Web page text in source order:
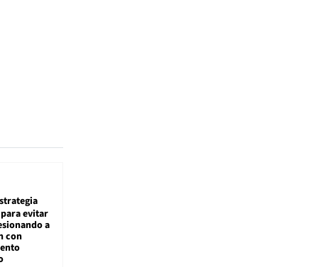
evitar
a
con